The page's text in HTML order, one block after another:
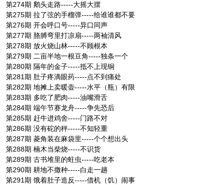
第274期 鹅头走路-----大摇大摆
第275期 拉了弦的手榴弹-----给谁谁都不要
第276期 开会呼口号-----异口同声
第277期 胳膊弯里打凉扇-----两袖清风
第278期 放火烧山林-----不顾根本
第279期 二亩半地一根豆角-----独条一个
第280期 隔年的金子-----抵不上现铜
第281期 肚子疼滴眼药-----点不到痛处
第282期 地摊上卖暖壶-----水平（瓶）有限
第283期 多吃了肥肉-----油嘴滑舌
第284期 端午节赛龙舟-----争先恐后
第285期 赶牛进鸡舍-----门路不对
第286期 没有砣的秤-----不知轻重
第287期 菱角装在麻袋里-----个个想出头
第288期 楠木当柴烧-----不识货
第289期 古书堆里的蛀虫-----吃老本
第290期 耕地不撒种-----白走一趟
第291期 饿着肚子造反-----借机（饥）闹事